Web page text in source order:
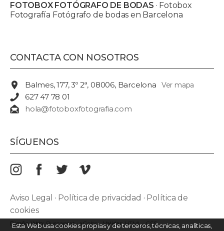
FOTOBOX FOTÓGRAFO DE BODAS · Fotobox
Fotografía Fotógrafo de bodas en Barcelona
CONTACTA CON NOSOTROS
Balmes, 177, 3º 2ª, 08006, Barcelona Ver mapa
627 47 78 01
hola@fotoboxfotografia.com
SÍGUENOS
Aviso Legal · Política de privacidad · Política de
cookies
Diseño Web: Buscaprat·aColor Validar:HTML·CSS
Esta Web usa cookies propias y de terceros, técnicas, analíticas,